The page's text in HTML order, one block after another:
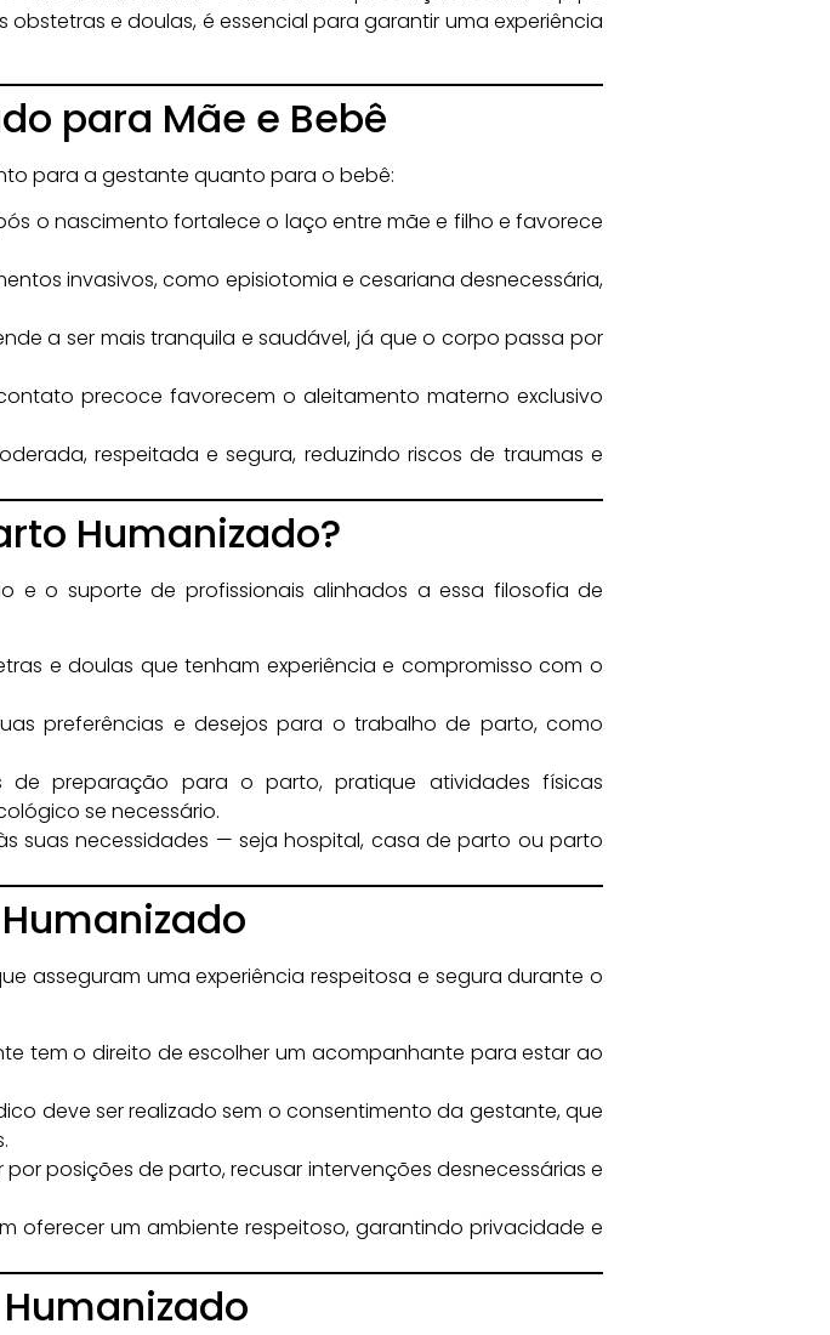
e doulas, é essencial para garantir uma experiência
para Mãe e Bebê
para a gestante quanto para o bebê:
o nascimento fortalece o laço entre mãe e filho e favorece
invasivos, como episiotomia e cesariana desnecessária,
a ser mais tranquila e saudável, já que o corpo passa por
precoce favorecem o aleitamento materno exclusivo
respeitada e segura, reduzindo riscos de traumas e
Humanizado?
e o suporte de profissionais alinhados a essa filosofia de
e doulas que tenham experiência e compromisso com o
preferências e desejos para o trabalho de parto, como
de preparação para o parto, pratique atividades físicas
se necessário.
suas necessidades — seja hospital, casa de parto ou parto
asseguram uma experiência respeitosa e segura durante o
tem o direito de escolher um acompanhante para estar ao
deve ser realizado sem o consentimento da gestante, que
posições de parto, recusar intervenções desnecessárias e
oferecer um ambiente respeitoso, garantindo privacidade e